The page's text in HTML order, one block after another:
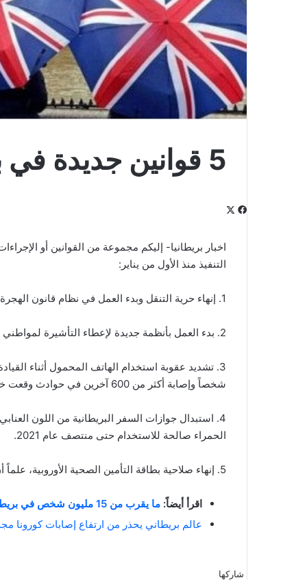
5 قوانين جديدة في بريطانيا لعام 2021
فيسبوك
اخبار بريطانيا- إليكم مجموعة من القوانين أو
التنفيذ منذ الأول من يناير:
1. إنهاء حرية التنقل وبدء العمل في نظام قانون الهجرة الجديد.
2. بدء العمل بأنظمة جديدة لإعطاء التأشيرة لمواطني الاتحاد الأوروبي للعمل والإقامة في المملكة المتحدة.
شخصاً وإصابة أكثر من 600 آخرين في حوادث وقعت خلال العام الماضي.
4. استبدال جوازات السفر البريطانية من اللون
الحمراء صالحة للاستخدام حتى منتصف عام 2021.
5. إنهاء صلاحية بطاقة التأمين الصحية الأوروبية، علماً أن 27 مليون بريطانياً يستفيدون من هذه البطاقة.
اقرأ أيضاً: ما يقرب من 15 مليون شخص في بريطانيا يتلقون التطعيم بالكامل
عالم بريطاني يحذر من ارتفاع إصابات كورونا
شاركها